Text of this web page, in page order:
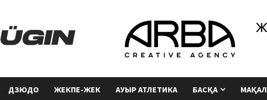
ДЗЮДО ЖЕКПЕ-ЖЕК АУЫР АТЛЕТИКА БАСҚА